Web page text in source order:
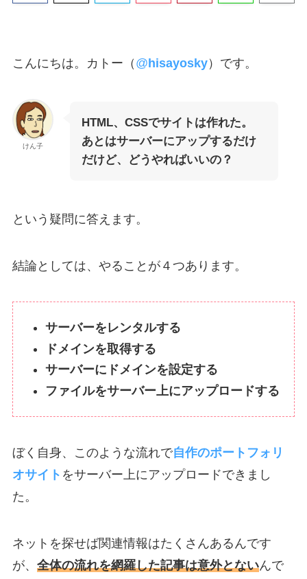
こんにちは。カトー（ @ hisayosky）です。
けん子
HTML、CSSでサイトは作れた。
あとはサーバーにアップするだけ
だけど、どうやればいいの？
という疑問に答えます。
結論としては、やることが４つあります。
サーバーをレンタルする
ドメインを取得する
サーバーにドメインを設定する
ファイルをサーバー上にアップロードする
ぼく自身、このような流れで自作のポートフォリ
オサイト をサーバー上にアップロードできまし
た。
ネットを探せば関連情報はたくさんあるんです
が、 全体の流れを網羅した記事は意外とないんで